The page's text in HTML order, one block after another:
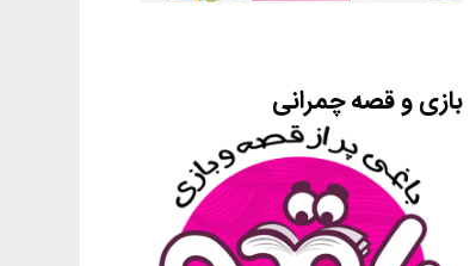
بازی و قصه چمرانی